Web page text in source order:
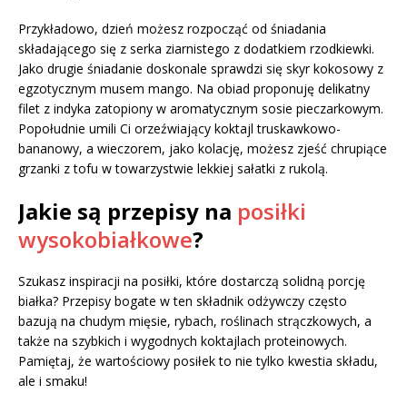
Przykładowo, dzień możesz rozpocząć od śniadania
składającego się z serka ziarnistego z dodatkiem rzodkiewki.
Jako drugie śniadanie doskonale sprawdzi się skyr kokosowy z
egzotycznym musem mango. Na obiad proponuję delikatny
filet z indyka zatopiony w aromatycznym sosie pieczarkowym.
Popołudnie umili Ci orzeźwiający koktajl truskawkowo-
bananowy, a wieczorem, jako kolację, możesz zjeść chrupiące
grzanki z tofu w towarzystwie lekkiej sałatki z rukolą.
Jakie są przepisy na posiłki
wysokobiałkowe?
Szukasz inspiracji na posiłki, które dostarczą solidną porcję
białka? Przepisy bogate w ten składnik odżywczy często
bazują na chudym mięsie, rybach, roślinach strączkowych, a
także na szybkich i wygodnych koktajlach proteinowych.
Pamiętaj, że wartościowy posiłek to nie tylko kwestia składu,
ale i smaku!